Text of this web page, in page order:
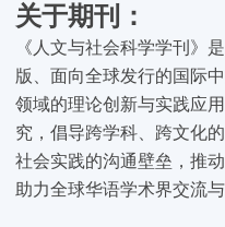
关于期刊 ：
《人文与社会科学学刊》
版、面向全球发行的国际
领域的理论创新与实践应
究，倡导跨学科、跨文化
社会实践的沟通壁垒，推
助力全球华语学术界交流与